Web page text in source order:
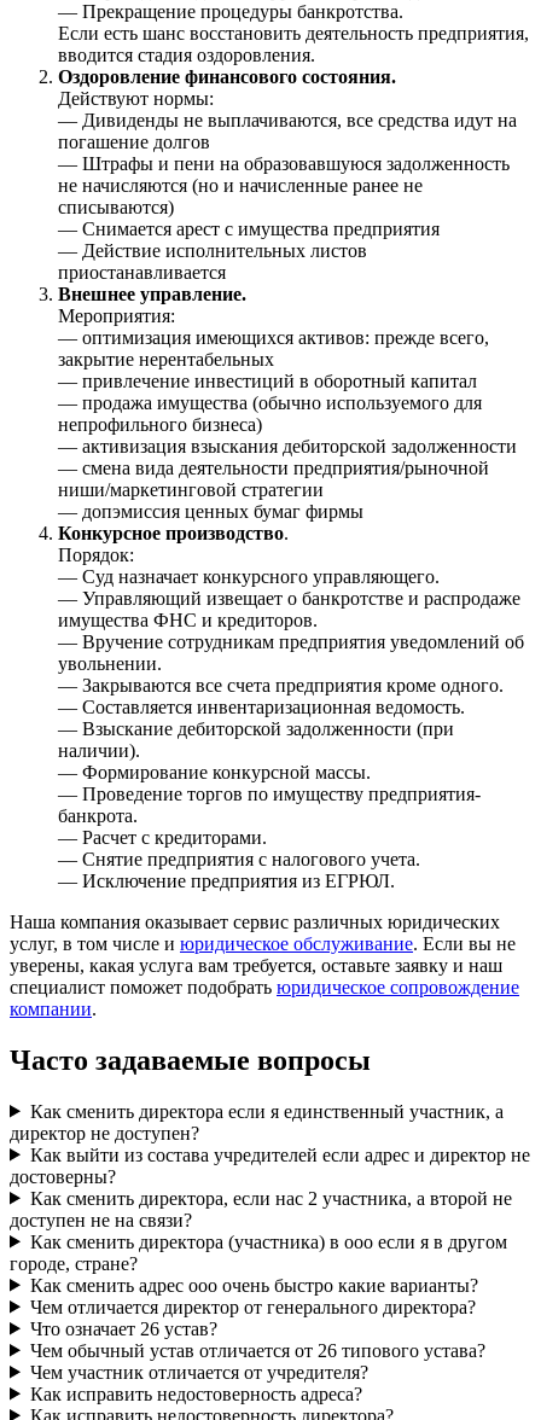
— Прекращение процедуры банкротства.
Если есть шанс восстановить деятельность предприятия,
вводится стадия оздоровления.
Оздоровление финансового состояния.
Действуют нормы:
— Дивиденды не выплачиваются, все средства идут на
погашение долгов
— Штрафы и пени на образовавшуюся задолженность
не начисляются (но и начисленные ранее не
списываются)
— Снимается арест с имущества предприятия
— Действие исполнительных листов
приостанавливается
Внешнее управление.
Мероприятия:
— оптимизация имеющихся активов: прежде всего,
закрытие нерентабельных
— привлечение инвестиций в оборотный капитал
— продажа имущества (обычно используемого для
непрофильного бизнеса)
— активизация взыскания дебиторской задолженности
— смена вида деятельности предприятия/рыночной
ниши/маркетинговой стратегии
— допэмиссия ценных бумаг фирмы
Конкурсное производство.
Порядок:
— Суд назначает конкурсного управляющего.
— Управляющий извещает о банкротстве и распродаже
имущества ФНС и кредиторов.
— Вручение сотрудникам предприятия уведомлений об
увольнении.
— Закрываются все счета предприятия кроме одного.
— Составляется инвентаризационная ведомость.
— Взыскание дебиторской задолженности (при
наличии).
— Формирование конкурсной массы.
— Проведение торгов по имуществу предприятия-
банкрота.
— Расчет с кредиторами.
— Снятие предприятия с налогового учета.
— Исключение предприятия из ЕГРЮЛ.
Наша компания оказывает сервис различных юридических
услуг, в том числе и юридическое обслуживание. Если вы не
уверены, какая услуга вам требуется, оставьте заявку и наш
специалист поможет подобрать юридическое сопровождение
компании.
Часто задаваемые вопросы
Как сменить директора если я единственный участник, а
директор не доступен?
Как выйти из состава учредителей если адрес и директор не
достоверны?
Как сменить директора, если нас 2 участника, а второй не
доступен не на связи?
Как сменить директора (участника) в ооо если я в другом
городе, стране?
Как сменить адрес ооо очень быстро какие варианты?
Чем отличается директор от генерального директора?
Что означает 26 устав?
Чем обычный устав отличается от 26 типового устава?
Чем участник отличается от учредителя?
Как исправить недостоверность адреса?
Как исправить недостоверность директора?